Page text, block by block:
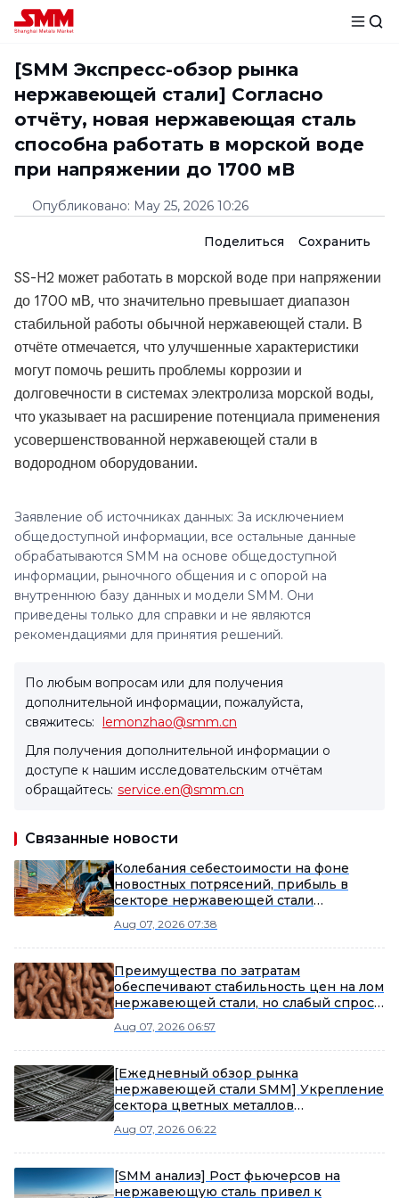
[SMM Экспресс-обзор рынка
нержавеющей стали] Согласно
отчёту, новая нержавеющая сталь
способна работать в морской воде
при напряжении до 1700 мВ
Опубликовано: May 25, 2026 10:26
Поделиться Сохранить
SS-H2 может работать в морской воде при напряжении
до 1700 мВ, что значительно превышает диапазон
стабильной работы обычной нержавеющей стали. В
отчёте отмечается, что улучшенные характеристики
могут помочь решить проблемы коррозии и
долговечности в системах электролиза морской воды,
что указывает на расширение потенциала применения
усовершенствованной нержавеющей стали в
водородном оборудовании.
Заявление об источниках данных: За исключением
общедоступной информации, все остальные данные
обрабатываются SMM на основе общедоступной
информации, рыночного общения и с опорой на
внутреннюю базу данных и модели SMM. Они
приведены только для справки и не являются
рекомендациями для принятия решений.
По любым вопросам или для получения
дополнительной информации, пожалуйста,
свяжитесь: lemonzhao@smm.cn
Для получения дополнительной информации о
доступе к нашим исследовательским отчётам
обращайтесь: service.en@smm.cn
Связанные новости
Колебания себестоимости на фоне
новостных потрясений, прибыль в
секторе нержавеющей стали
Aug 07, 2026 07:38
Преимущества по затратам
обеспечивают стабильность цен на лом
нержавеющей стали, но слабый спрос
роста [Еженедельный обзор рынка
лома нержавеющей стали от SMM]
Aug 07, 2026 06:57
[Ежедневный обзор рынка
нержавеющей стали SMM] Укрепление
сектора цветных металлов
восстановлению фьючерсов на
нержавеющую сталь, при этом слабые
запросы на спот-рынке нержавеющей
стали ограничивают восходящий
Aug 07, 2026 06:22
[SMM анализ] Рост фьючерсов на
нержавеющую сталь привел к